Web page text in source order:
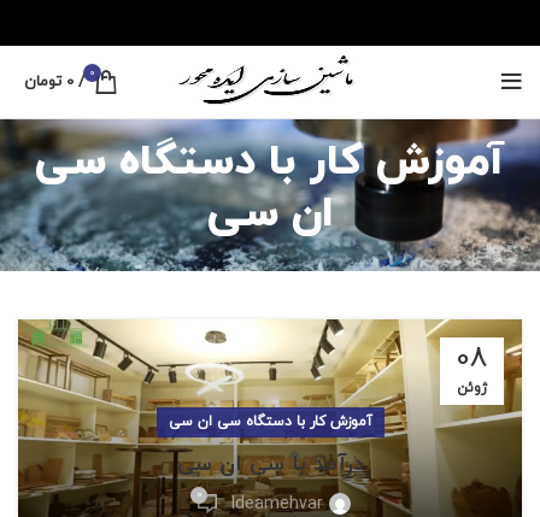
0
/
0 تومان
آموزش کار با دستگاه سی
ان سی
08
ژوئن
آموزش کار با دستگاه سی ان سی
درآمد با سی ان سی
Ideamehvar
0